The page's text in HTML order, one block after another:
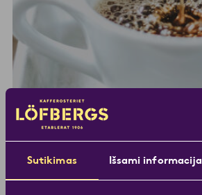
Sutikimas Išsami informacija